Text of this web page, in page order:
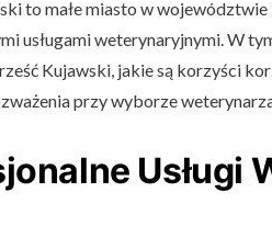
to małe miasto w
usługami weterynaryjnymi. W
Kujawski, jakie są korzyści
przy wyborze
Usługi